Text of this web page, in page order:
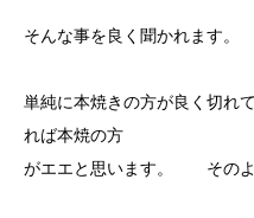
そんな事を良く聞かれます。
単純に本焼きの方が良く切れ
れば本焼の方
がエエと思います。 そのよ